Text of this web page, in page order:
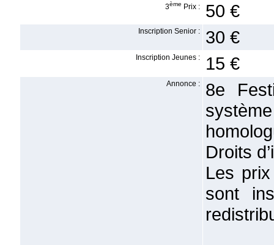
3ème Prix : 50 €
Inscription Senior : 30 €
Inscription Jeunes : 15 €
Annonce :
8e
Droits
Les
sont